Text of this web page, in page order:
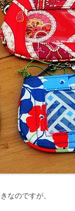
なのですが、